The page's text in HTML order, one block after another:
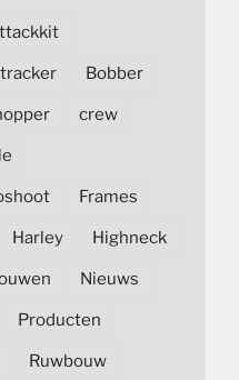
Bobber
crew
Frames
Harley Highneck
Nieuws
Producten
Ruwbouw